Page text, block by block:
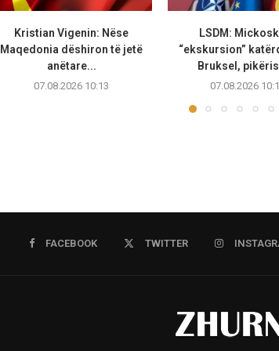
Kristian Vigenin: Nëse
Maqedonia dëshiron të jetë
anëtare...
07.08.2026 10:13
LSDM:
“ekskursion”
Bruksel,
07.08.2026
FACEBOOK TWITTER